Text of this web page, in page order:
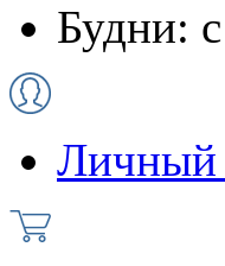
Будни:
Личный